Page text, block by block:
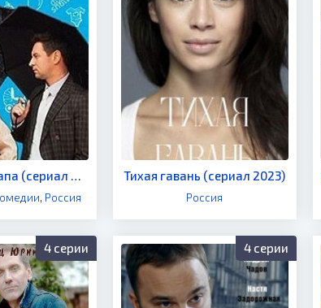
Настоящий папа (сериал 2024)
, Россия
Тихая гавань (сериал 2023)
Россия
4 серии 4 серии